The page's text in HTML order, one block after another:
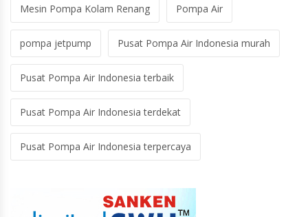
Mesin Pompa Kolam Renang Pompa Air
pompa jetpump Pusat Pompa Air Indonesia murah
Pusat Pompa Air Indonesia terbaik
Pusat Pompa Air Indonesia terdekat
Pusat Pompa Air Indonesia terpercaya